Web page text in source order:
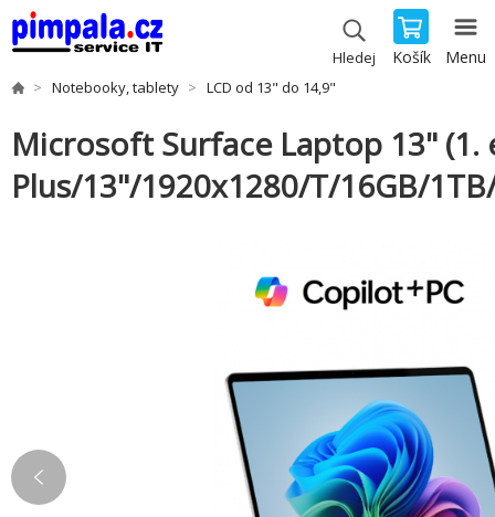
Hledej Košík Menu
Notebooky, tablety LCD od 13" do 14,9"
Microsoft Surface Laptop 13" (1.
Plus/13"/1920x1280/T/16GB/